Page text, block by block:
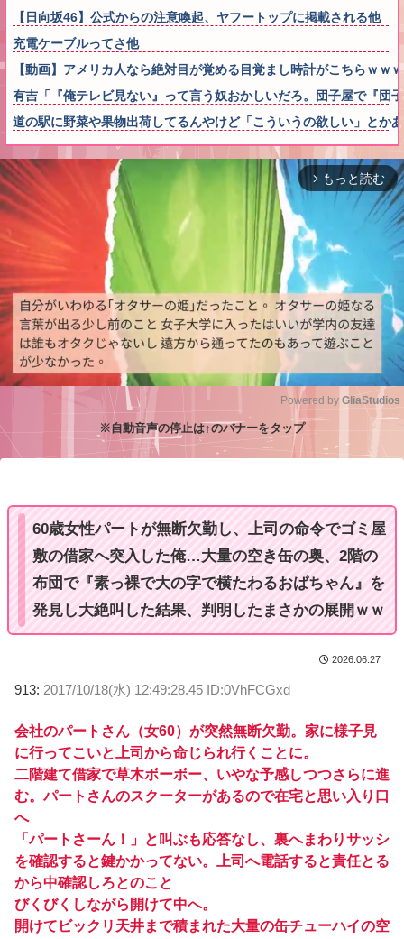
【日向坂46】公式からの注意喚起、ヤフートップに掲載される他
充電ケーブルってさ他
【動画】アメリカ人なら絶対目が覚める目覚まし時計がこちらｗｗ
有吉「『俺テレビ見ない』って言う奴おかしいだろ。団子屋で『団
道の駅に野菜や果物出荷してるんやけど「こういうの欲しい」とか
arrow_forward_ios もっと読む
Powered by GliaStudios
※自動音声の停止は↑のバナーをタップ
60歳女性パートが無断欠勤し、上司の命令でゴミ屋
敷の借家へ突入した俺…大量の空き缶の奥、2階の
布団で『素っ裸で大の字で横たわるおばちゃん』を
発見し大絶叫した結果、判明したまさかの展開ｗｗ
2026.06.27
913: 2017/10/18(水) 12:49:28.45 ID:0VhFCGxd
会社のパートさん（女60）が突然無断欠勤。家に様子見
に行ってこいと上司から命じられ行くことに。
二階建て借家で草木ボーボー、いやな予感しつつさらに進
む。パートさんのスクーターがあるので在宅と思い入り口
へ
「パートさーん！」と叫ぶも応答なし、裏へまわりサッシ
を確認すると鍵かかってない。上司へ電話すると責任とる
から中確認しろとのこと
びくびくしながら開けて中へ。
開けてビックリ天井まで積まれた大量の缶チューハイの空